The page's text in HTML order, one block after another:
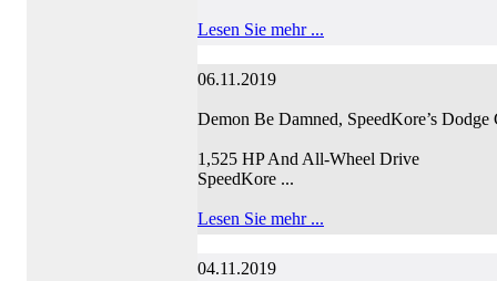
Lesen Sie mehr ...
06.11.2019
Demon Be Damned, SpeedKore’s Dodge
1,525 HP And All-Wheel Drive
SpeedKore ...
Lesen Sie mehr ...
04.11.2019